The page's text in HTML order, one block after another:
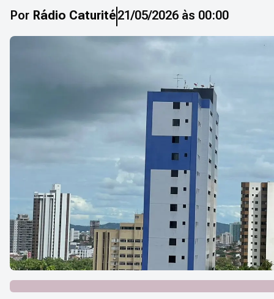
Por Rádio Caturité21/05/2026 às 00:00